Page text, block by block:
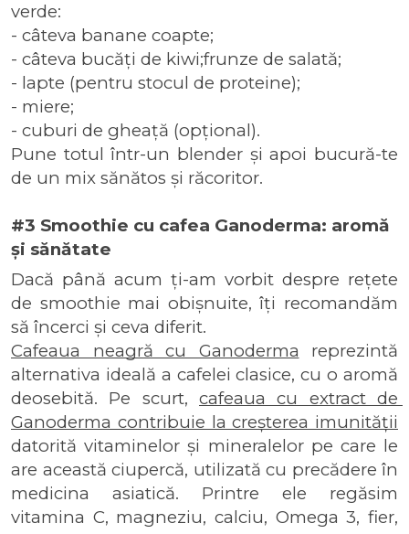
verde:
- câteva banane coapte;
- câteva bucăți de kiwi;frunze de salată;
- lapte (pentru stocul de proteine);
- miere;
- cuburi de gheață (opțional).
Pune totul într-un blender și apoi bucură-te
de un mix sănătos și răcoritor.
#3 Smoothie cu cafea Ganoderma: aromă
și sănătate
Dacă până acum ți-am vorbit despre rețete
de smoothie mai obișnuite, îți recomandăm
să încerci și ceva diferit.
Cafeaua neagră cu Ganoderma reprezintă
alternativa ideală a cafelei clasice, cu o aromă
deosebită. Pe scurt, cafeaua cu extract de
Ganoderma contribuie la creșterea imunității
datorită vitaminelor și mineralelor pe care le
are această ciupercă, utilizată cu precădere în
medicina asiatică. Printre ele regăsim
vitamina C, magneziu, calciu, Omega 3, fier,